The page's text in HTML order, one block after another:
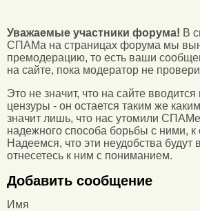
Уважаемые участники форума! В
СПАМа на страницах форума мы
премодерацию, то есть ваши
на сайте, пока модератор не
Это не значит, что на сайте
цензуры - он остается таким же
значит лишь, что нас утомили
надежного способа борьбы с ними, к
Надеемся, что эти неудобства
отнесетесь к ним с пониманием.
Добавить сообщение
Имя